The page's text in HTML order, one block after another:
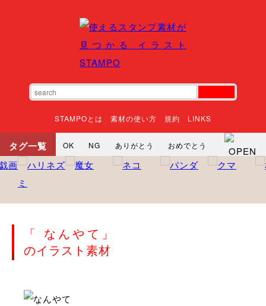
STAMPOとは 素材の使い方 規約 LINKS
タグ一覧 OK NG ありがとう
おめでとう
寝る
やったね
それな
神
るんるん
向かってます
「 なんやて」
のイラスト素材